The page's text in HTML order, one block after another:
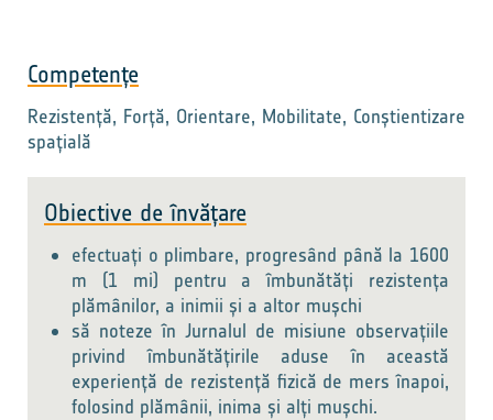
Competențe
Rezistență, Forță, Orientare, Mobilitate, Conștientizare
spațială
Obiective de învățare
efectuați o plimbare, progresând până la 1600
m (1 mi) pentru a îmbunătăți rezistența
plămânilor, a inimii și a altor mușchi
să noteze în Jurnalul de misiune observațiile
privind îmbunătățirile aduse în această
experiență de rezistență fizică de mers înapoi,
folosind plămânii, inima și alți mușchi.